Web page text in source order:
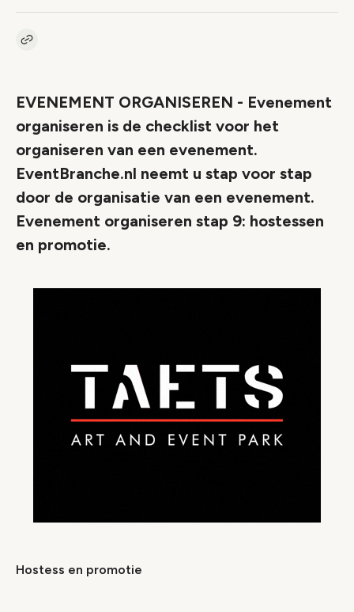
Kopieer link naar artikel
EVENEMENT ORGANISEREN - Evenement
organiseren is de checklist voor het
organiseren van een evenement.
EventBranche.nl neemt u stap voor stap
door de organisatie van een evenement.
Evenement organiseren stap 9: hostessen
en promotie.
Hostess en promotie